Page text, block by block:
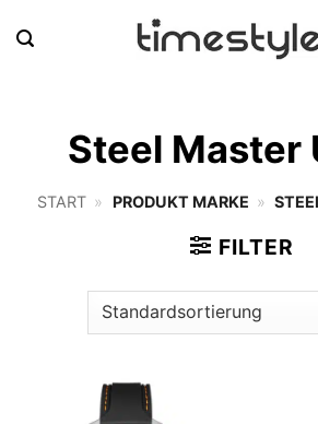
Inhalt
Steel Master
START » PRODUKT MARKE »
FILTER